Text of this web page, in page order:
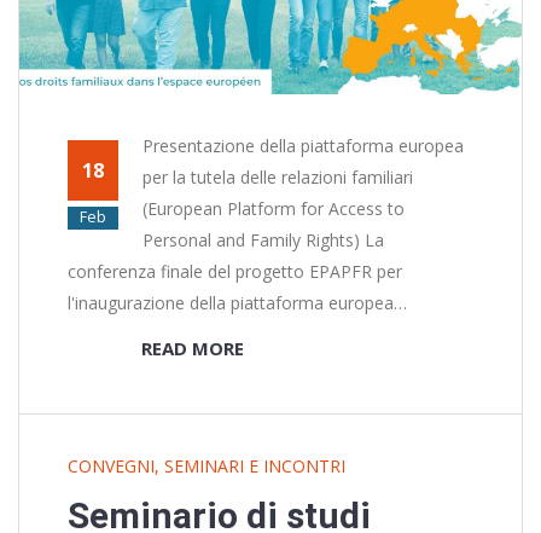
18
Feb
Presentazione della piattaforma europea
per la tutela delle relazioni familiari
(European Platform for Access to
Personal and Family Rights) La
conferenza finale del progetto EPAPFR per
l'inaugurazione della piattaforma europea…
READ MORE
CONVEGNI, SEMINARI E INCONTRI
Seminario di studi